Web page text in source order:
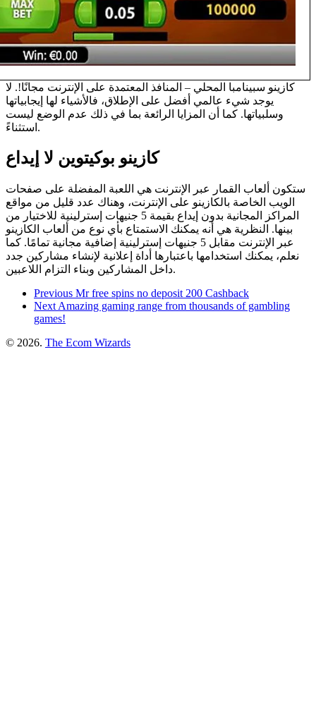
كازينو سبينامبا المحلي – المنافذ المعتمدة على الإنترنت مجانًا!. لا
يوجد شيء عالمي أفضل على الإطلاق، فالأشياء لها إيجابياتها
وسلبياتها. كما أن المزايا الرائعة بما في ذلك عدم الوضع ليست
استثناءً.
كازينو بوكيتوين لا إيداع
ستكون ألعاب القمار عبر الإنترنت هي اللعبة المفضلة على صفحات
الويب الخاصة بالكازينو على الإنترنت، وهناك عدد قليل من مواقع
المراكز المجانية بدون إيداع بقيمة 5 جنيهات إسترلينية للاختيار من
بينها. النظرية هي أنه يمكنك الاستمتاع بأي نوع من ألعاب الكازينو
عبر الإنترنت مقابل 5 جنيهات إسترلينية إضافية مجانية تمامًا. كما
نعلم، يمكنك استخدامها باعتبارها أداة إعلانية لإنشاء مشاركين جدد
داخل المشاركين وبناء التزام اللاعبين.
Previous Mr free spins no deposit 200 Cashback
Next Amazing gaming range from thousands of gambling
games!
© 2026. The Ecom Wizards